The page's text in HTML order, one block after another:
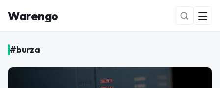
Warengo
#burza